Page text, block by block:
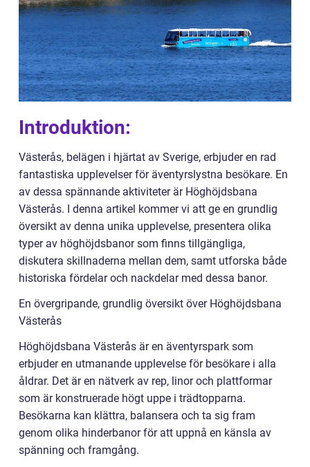
Introduktion:
Västerås, belägen i hjärtat av Sverige, erbjuder en rad
fantastiska upplevelser för äventyrslystna besökare. En
av dessa spännande aktiviteter är Höghöjdsbana
Västerås. I denna artikel kommer vi att ge en grundlig
översikt av denna unika upplevelse, presentera olika
typer av höghöjdsbanor som finns tillgängliga,
diskutera skillnaderna mellan dem, samt utforska både
historiska fördelar och nackdelar med dessa banor.
En övergripande, grundlig översikt över Höghöjdsbana
Västerås
Höghöjdsbana Västerås är en äventyrspark som
erbjuder en utmanande upplevelse för besökare i alla
åldrar. Det är en nätverk av rep, linor och plattformar
som är konstruerade högt uppe i trädtopparna.
Besökarna kan klättra, balansera och ta sig fram
genom olika hinderbanor för att uppnå en känsla av
spänning och framgång.